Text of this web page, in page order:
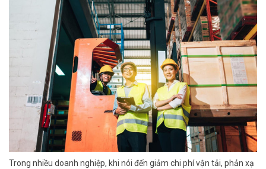
Trong nhiều doanh nghiệp, khi nói đến giảm chi phí vận tải, phản xạ